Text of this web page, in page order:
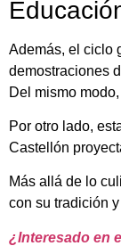
Además, el ciclo
demostraciones
Del mismo
Por otro lado,
Castellón
Más allá de lo
con su tradición
¿Interesado en